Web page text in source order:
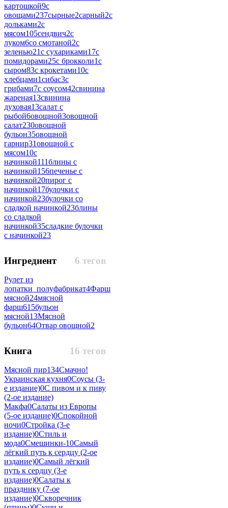
картошкой9с
овощами237сырные2сарный2с
дольками2с
мясом105сендвич2с
луком6со смотаной2с
зеленью21с сухариками17с
помидорами25с брокколи1с
сыром83с крокетами10с
хлебцами1сибас3с
грибами7с соусом42свинина
жареная13свинина
духовая13салат с
рыбой6овощной3овощной
салат230овощной
бульон35овощной
гарнир31овощной с
мясом10с
начинкой111блины с
начинкой156печенье с
начинкой20пирог с
начинкой17булочки с
начинкой23булочки со
сладкой начинкой23блины
со сладкой
начинкой35сладкие булочки
с начинкой23
6 тегов
Ингредиент
Рулет из
лопатки_полуфабрикат4Фарш
мясной24мясной
фарш615бульон
мясной13Мясной
бульон64Отвар овощной2
16 тегов
Книга
Мясной пир134Смачно!
Украинская кухня0Соусы (3-
е издание)0С пивом и к пиву
(2-ое издание)
Макфа0Салаты из Европы
(5-ое издание)0Спокойной
ночи0Стройка (3-е
издание)0Стиль и
мода0Смешинки-10Самый
лёгкий путь к сердцу (2-ое
издание)0Самый лёгкий
путь к сердцу (3-е
издание)0Салаты к
празднику (7-ое
издание)0Скворечник